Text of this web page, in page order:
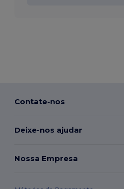
Contate-nos
Deixe-nos ajudar
Nossa Empresa